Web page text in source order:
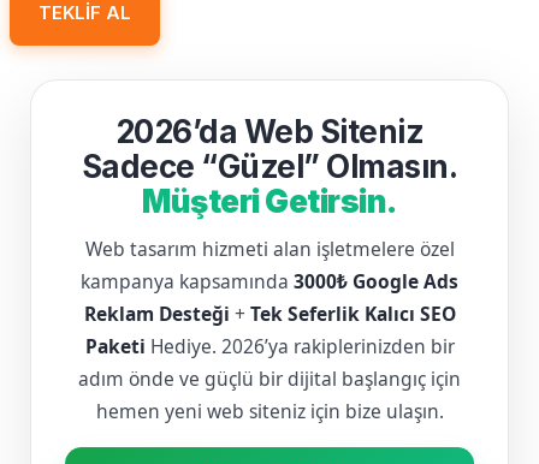
TEKLIF AL
2026’da Web Siteniz
Sadece “Güzel” Olmasın.
Müşteri Getirsin.
Web tasarım hizmeti alan işletmelere özel
kampanya kapsamında 3000₺ Google Ads
Reklam Desteği + Tek Seferlik Kalıcı SEO
Paketi Hediye. 2026’ya rakiplerinizden bir
adım önde ve güçlü bir dijital başlangıç için
hemen yeni web siteniz için bize ulaşın.